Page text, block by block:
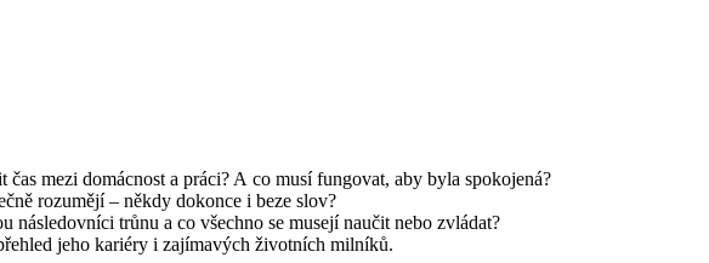
mezi domácnost a práci? A co musí fungovat, aby byla spokojená?
rozumějí – někdy dokonce i beze slov?
trůnu a co všechno se musejí naučit nebo zvládat?
jeho kariéry i zajímavých životních milníků.